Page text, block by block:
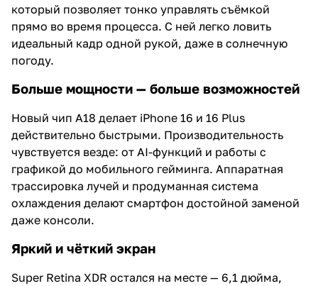
который позволяет тонко управлять съёмкой
прямо во время процесса. С ней легко ловить
идеальный кадр одной рукой, даже в солнечную
погоду.
Больше мощности — больше возможностей
Новый чип A18 делает iPhone 16 и 16 Plus
действительно быстрыми. Производительность
чувствуется везде: от AI-функций и работы с
графикой до мобильного гейминга. Аппаратная
трассировка лучей и продуманная система
охлаждения делают смартфон достойной заменой
даже консоли.
Яркий и чёткий экран
Super Retina XDR остался на месте — 6,1 дюйма,